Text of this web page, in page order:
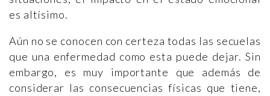
es altísimo.
Aún no se conocen con certeza todas las secuelas
que una enfermedad como esta puede dejar. Sin
embargo, es muy importante que además de
considerar las consecuencias físicas que tiene,